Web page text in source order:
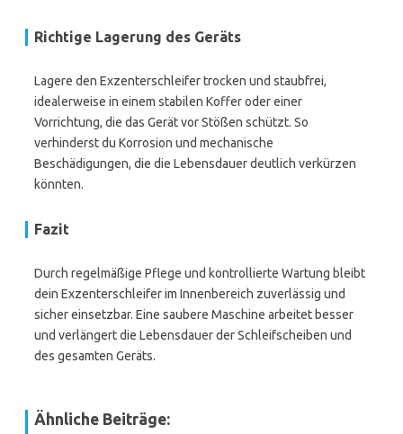
Richtige Lagerung des Geräts
Lagere den Exzenterschleifer trocken und staubfrei,
idealerweise in einem stabilen Koffer oder einer
Vorrichtung, die das Gerät vor Stößen schützt. So
verhinderst du Korrosion und mechanische
Beschädigungen, die die Lebensdauer deutlich verkürzen
könnten.
Fazit
Durch regelmäßige Pflege und kontrollierte Wartung bleibt
dein Exzenterschleifer im Innenbereich zuverlässig und
sicher einsetzbar. Eine saubere Maschine arbeitet besser
und verlängert die Lebensdauer der Schleifscheiben und
des gesamten Geräts.
Ähnliche Beiträge: